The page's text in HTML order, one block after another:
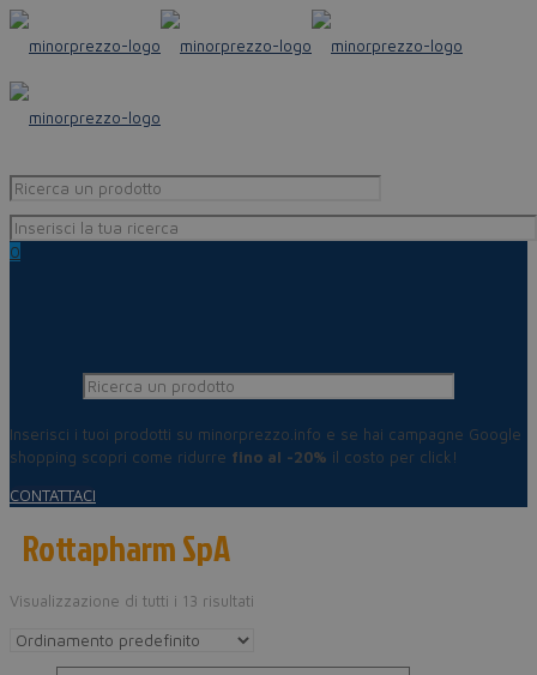
0
Inserisci i tuoi prodotti su minorprezzo.info e se hai campagne Google
shopping scopri come ridurre fino al -20% il costo per click!
CONTATTACI
Rottapharm SpA
Visualizzazione di tutti i 13 risultati